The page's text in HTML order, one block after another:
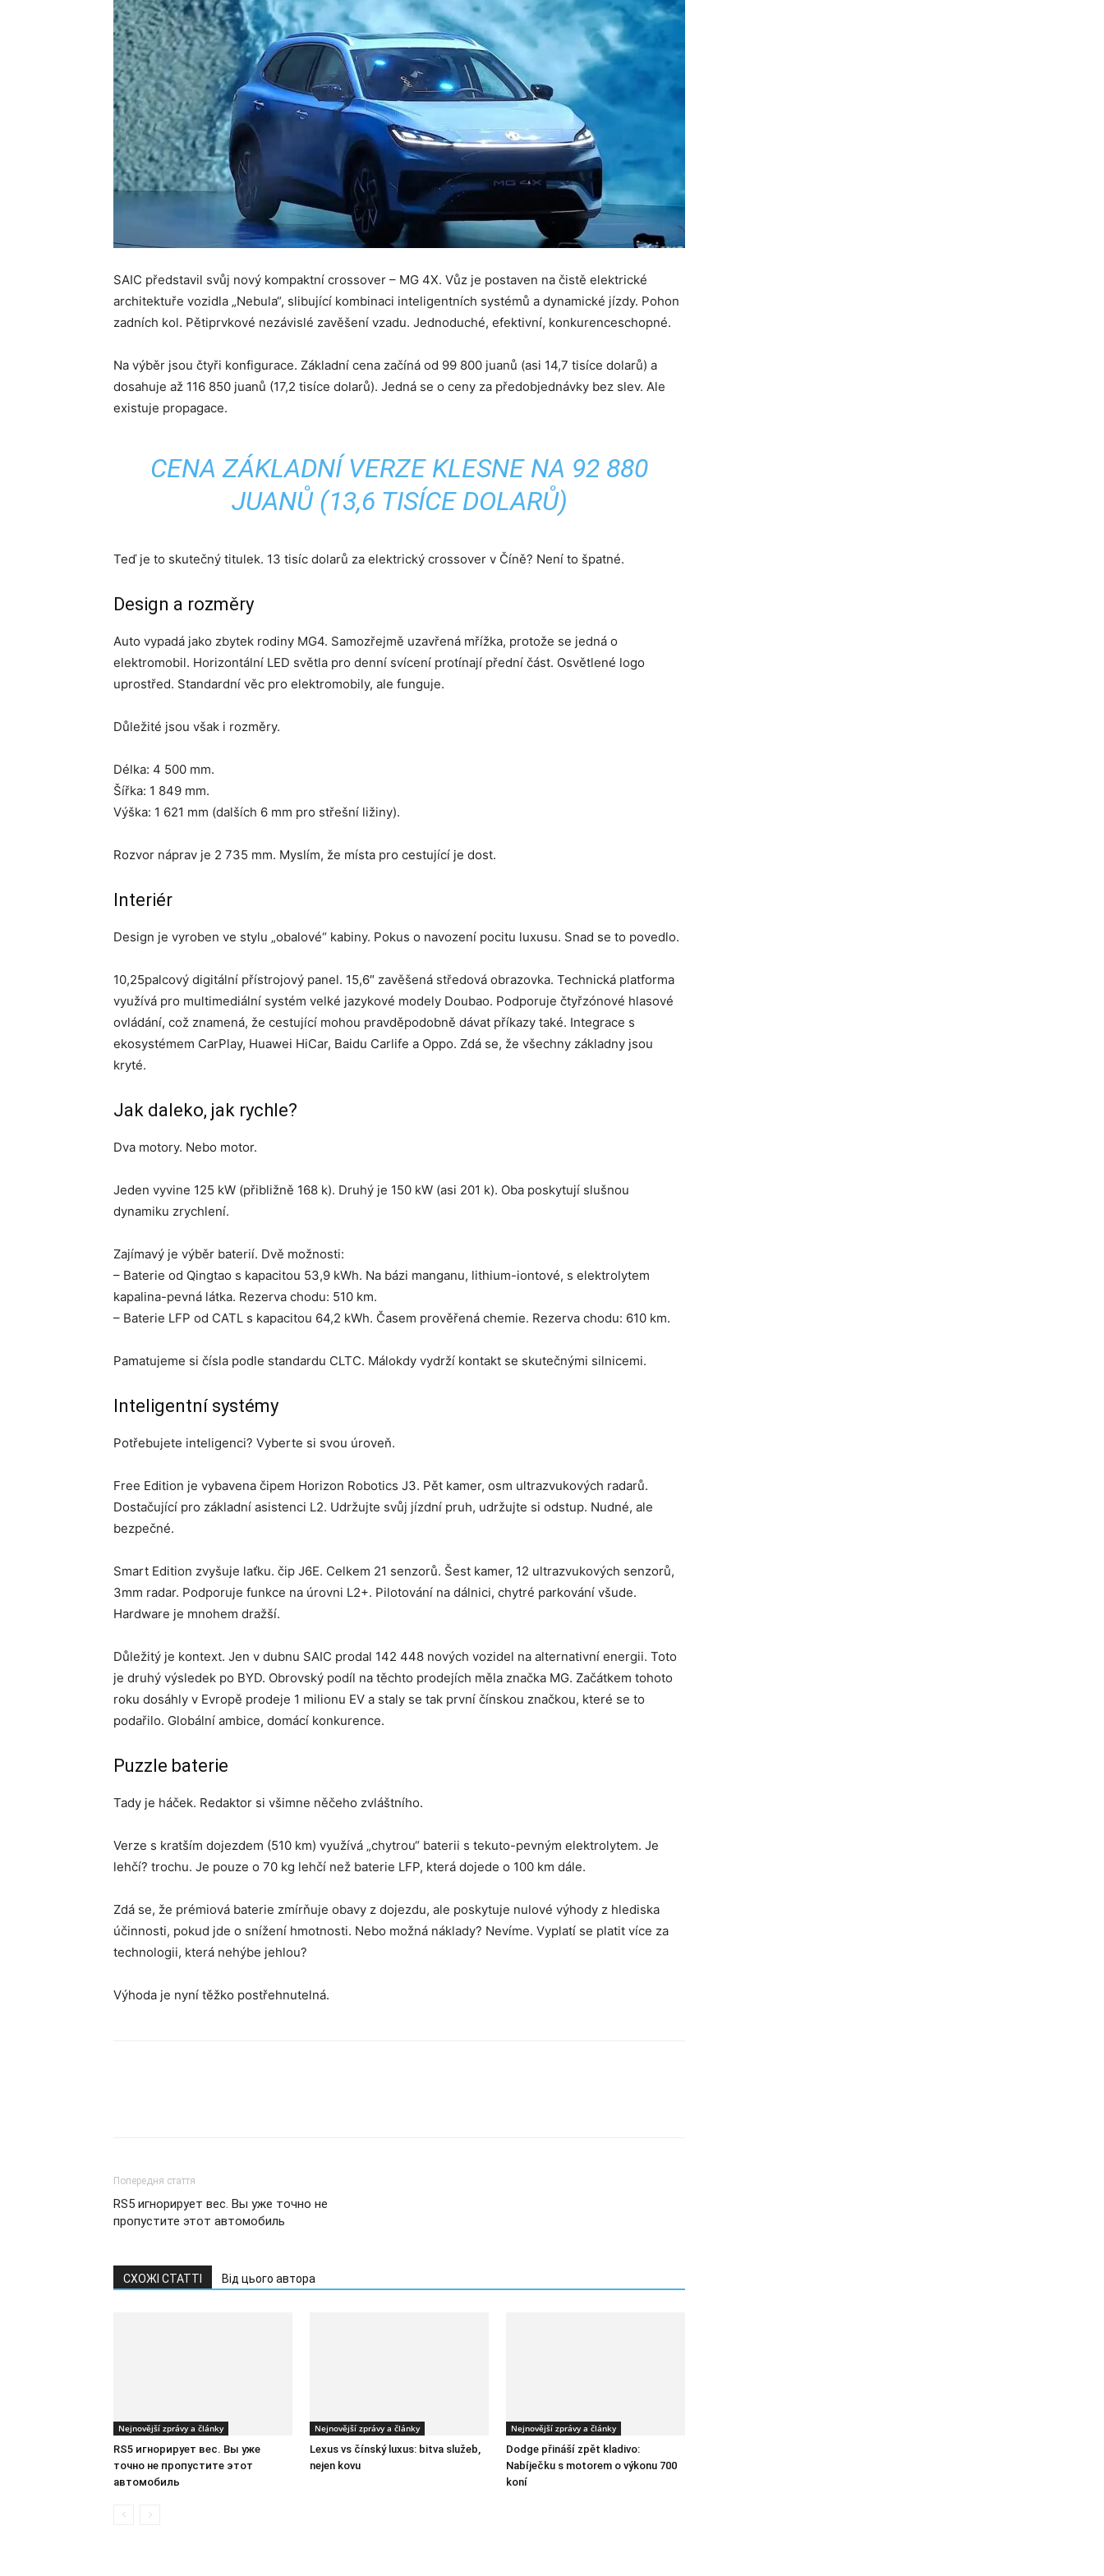
Analýza
Trhu
SAIC představil svůj nový kompaktní crossover – MG 4X. Vůz je postaven na čistě elektrické
architektuře vozidla „Nebula“, slibující kombinaci inteligentních systémů a dynamické jízdy. Pohon
zadních kol. Pětiprvkové nezávislé zavěšení vzadu. Jednoduché, efektivní, konkurenceschopné.
Na výběr jsou čtyři konfigurace. Základní cena začíná od 99 800 juanů (asi 14,7 tisíce dolarů) a
dosahuje až 116 850 juanů (17,2 tisíce dolarů). Jedná se o ceny za předobjednávky bez slev. Ale
existuje propagace.
CENA ZÁKLADNÍ VERZE KLESNE NA 92 880
JUANŮ (13,6 TISÍCE DOLARŮ)
Teď je to skutečný titulek. 13 tisíc dolarů za elektrický crossover v Číně? Není to špatné.
Design a rozměry
Auto vypadá jako zbytek rodiny MG4. Samozřejmě uzavřená mřížka, protože se jedná o
elektromobil. Horizontální LED světla pro denní svícení protínají přední část. Osvětlené logo
uprostřed. Standardní věc pro elektromobily, ale funguje.
Důležité jsou však i rozměry.
Délka: 4 500 mm.
Šířka: 1 849 mm.
Výška: 1 621 mm (dalších 6 mm pro střešní ližiny).
Rozvor náprav je 2 735 mm. Myslím, že místa pro cestující je dost.
Interiér
Design je vyroben ve stylu „obalové“ kabiny. Pokus o navození pocitu luxusu. Snad se to povedlo.
10,25palcový digitální přístrojový panel. 15,6″ zavěšená středová obrazovka. Technická platforma
využívá pro multimediální systém velké jazykové modely Doubao. Podporuje čtyřzónové hlasové
ovládání, což znamená, že cestující mohou pravděpodobně dávat příkazy také. Integrace s
ekosystémem CarPlay, Huawei HiCar, Baidu Carlife a Oppo. Zdá se, že všechny základny jsou
kryté.
Jak daleko, jak rychle?
Dva motory. Nebo motor.
Jeden vyvine 125 kW (přibližně 168 k). Druhý je 150 kW (asi 201 k). Oba poskytují slušnou
dynamiku zrychlení.
Zajímavý je výběr baterií. Dvě možnosti:
– Baterie od Qingtao s kapacitou 53,9 kWh. Na bázi manganu, lithium-iontové, s elektrolytem
kapalina-pevná látka. Rezerva chodu: 510 km.
– Baterie LFP od CATL s kapacitou 64,2 kWh. Časem prověřená chemie. Rezerva chodu: 610 km.
Pamatujeme si čísla podle standardu CLTC. Málokdy vydrží kontakt se skutečnými silnicemi.
Inteligentní systémy
Potřebujete inteligenci? Vyberte si svou úroveň.
Free Edition je vybavena čipem Horizon Robotics J3. Pět kamer, osm ultrazvukových radarů.
Dostačující pro základní asistenci L2. Udržujte svůj jízdní pruh, udržujte si odstup. Nudné, ale
bezpečné.
Smart Edition zvyšuje laťku. čip J6E. Celkem 21 senzorů. Šest kamer, 12 ultrazvukových senzorů,
3mm radar. Podporuje funkce na úrovni L2+. Pilotování na dálnici, chytré parkování všude.
Hardware je mnohem dražší.
Důležitý je kontext. Jen v dubnu SAIC prodal 142 448 nových vozidel na alternativní energii. Toto
je druhý výsledek po BYD. Obrovský podíl na těchto prodejích měla značka MG. Začátkem tohoto
roku dosáhly v Evropě prodeje 1 milionu EV a staly se tak první čínskou značkou, které se to
podařilo. Globální ambice, domácí konkurence.
Puzzle baterie
Tady je háček. Redaktor si všimne něčeho zvláštního.
Verze s kratším dojezdem (510 km) využívá „chytrou“ baterii s tekuto-pevným elektrolytem. Je
lehčí? trochu. Je pouze o 70 kg lehčí než baterie LFP, která dojede o 100 km dále.
Zdá se, že prémiová baterie zmírňuje obavy z dojezdu, ale poskytuje nulové výhody z hlediska
účinnosti, pokud jde o snížení hmotnosti. Nebo možná náklady? Nevíme. Vyplatí se platit více za
technologii, která nehýbe jehlou?
Výhoda je nyní těžko postřehnutelná.
Попередня стаття
RS5 игнорирует вес. Вы уже точно не
пропустите этот автомобиль
СХОЖІ СТАТТІ Від цього автора
Nejnovější zprávy a články
RS5 игнорирует вес. Вы уже
точно не пропустите этот
автомобиль
Nejnovější zprávy a články
Lexus vs čínský luxus: bitva služeb,
nejen kovu
Nejnovější zprávy a články
Dodge přináší zpět kladivo:
Nabíječku s motorem o výkonu 700
koní